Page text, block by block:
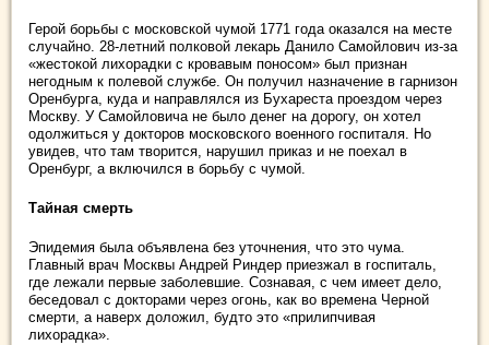
Герой борьбы с московской чумой 1771 года оказался на месте
случайно. 28-летний полковой лекарь Данило Самойлович из-за
«жестокой лихорадки с кровавым поносом» был признан
негодным к полевой службе. Он получил назначение в гарнизон
Оренбурга, куда и направлялся из Бухареста проездом через
Москву. У Самойловича не было денег на дорогу, он хотел
одолжиться у докторов московского военного госпиталя. Но
увидев, что там творится, нарушил приказ и не поехал в
Оренбург, а включился в борьбу с чумой.
Тайная смерть
Эпидемия была объявлена без уточнения, что это чума.
Главный врач Москвы Андрей Риндер приезжал в госпиталь,
где лежали первые заболевшие. Сознавая, с чем имеет дело,
беседовал с докторами через огонь, как во времена Черной
смерти, а наверх доложил, будто это «прилипчивая
лихорадка».